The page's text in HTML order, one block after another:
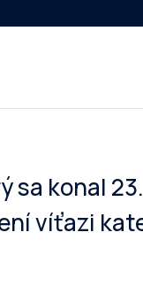
sa konal
víťazi